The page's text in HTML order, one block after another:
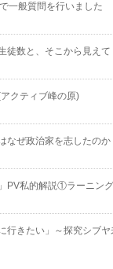
一般質問を行いました
徒数と、そこから見えて
アクティブ峰の原)
なぜ政治家を志したのか
PV私的解説①ラーニン
行きたい」～探究シブ